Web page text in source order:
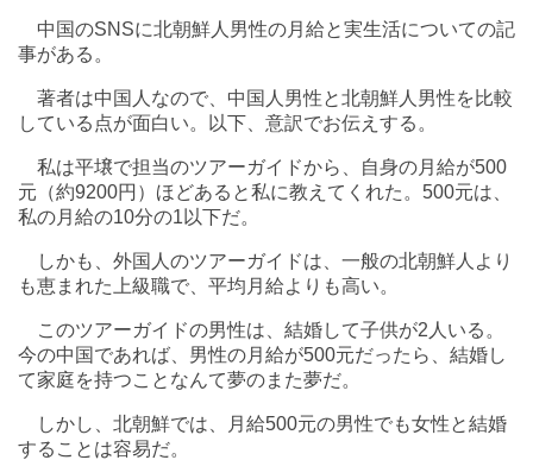
中国のSNSに北朝鮮人男性の月給と実生活についての記
事がある。
著者は中国人なので、中国人男性と北朝鮮人男性を比較
している点が面白い。以下、意訳でお伝えする。
私は平壌で担当のツアーガイドから、自身の月給が500
元（約9200円）ほどあると私に教えてくれた。500元は、
私の月給の10分の1以下だ。
しかも、外国人のツアーガイドは、一般の北朝鮮人より
も恵まれた上級職で、平均月給よりも高い。
このツアーガイドの男性は、結婚して子供が2人いる。
今の中国であれば、男性の月給が500元だったら、結婚し
て家庭を持つことなんて夢のまた夢だ。
しかし、北朝鮮では、月給500元の男性でも女性と結婚
することは容易だ。